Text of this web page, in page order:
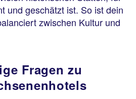
und geschätzt ist. So ist dein
zwischen Kultur und
Fragen zu